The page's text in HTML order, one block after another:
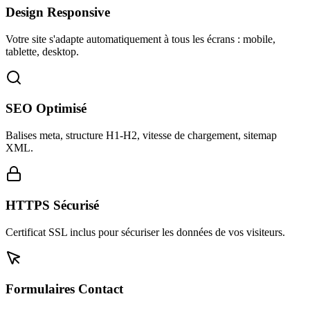
Design Responsive
Votre site s'adapte automatiquement à tous les écrans : mobile,
tablette, desktop.
SEO Optimisé
Balises meta, structure H1-H2, vitesse de chargement, sitemap
XML.
HTTPS Sécurisé
Certificat SSL inclus pour sécuriser les données de vos visiteurs.
Formulaires Contact